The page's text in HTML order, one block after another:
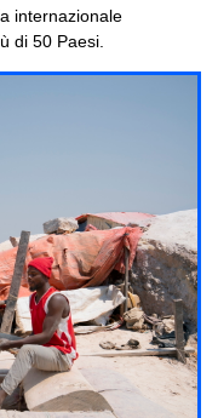
internazionale
di 50 Paesi.